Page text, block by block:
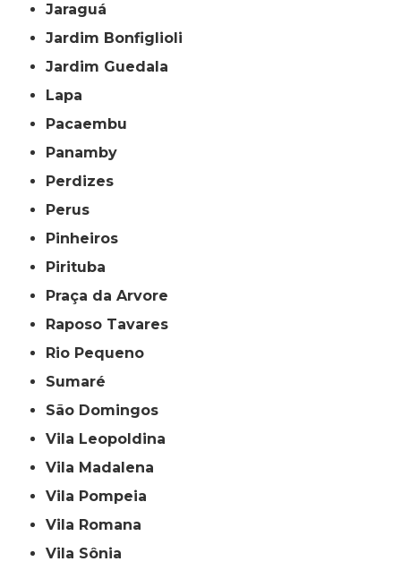
Jaraguá
Jardim Bonfiglioli
Jardim Guedala
Lapa
Pacaembu
Panamby
Perdizes
Perus
Pinheiros
Pirituba
Praça da Arvore
Raposo Tavares
Rio Pequeno
Sumaré
São Domingos
Vila Leopoldina
Vila Madalena
Vila Pompeia
Vila Romana
Vila Sônia